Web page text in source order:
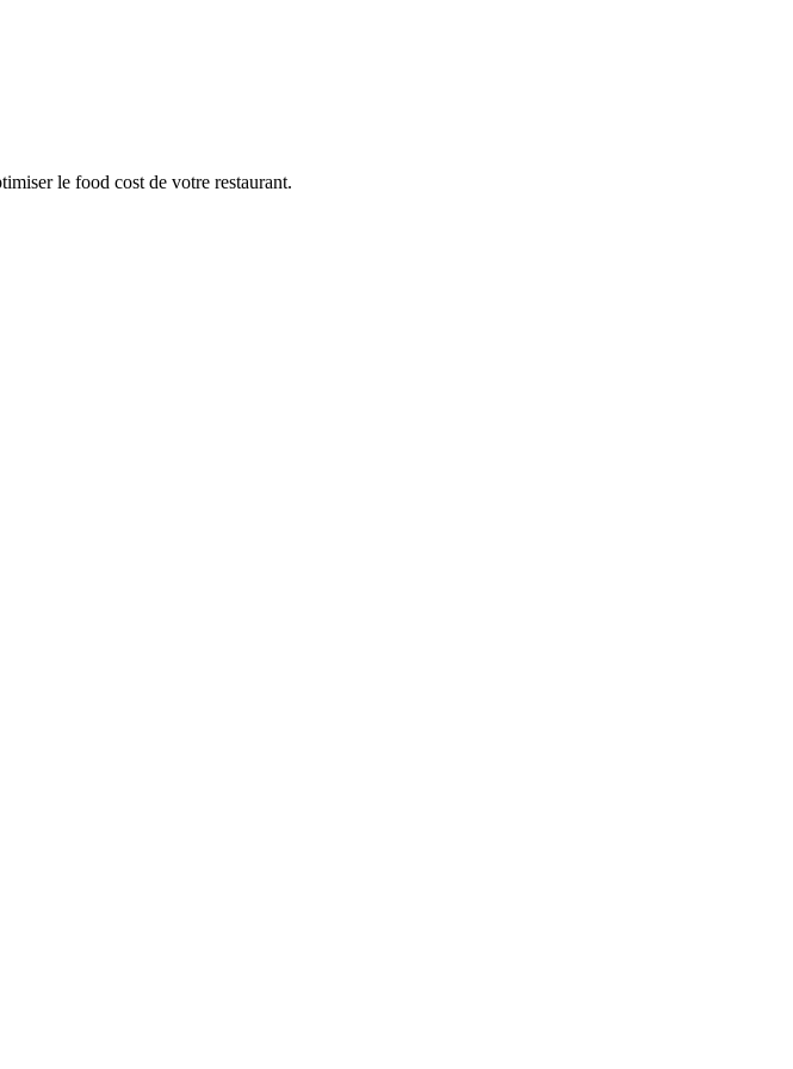
le food cost de votre restaurant.